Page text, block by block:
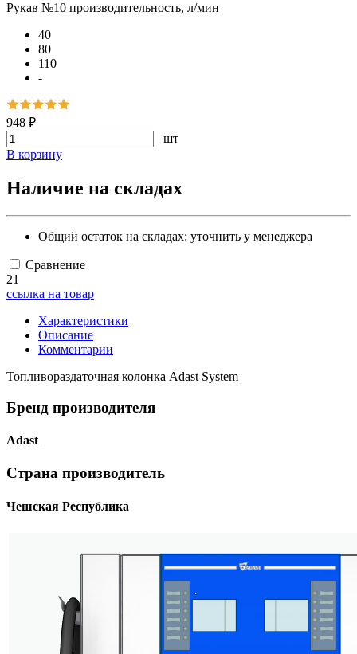
Рукав №10 производительность, л/мин
40
80
110
-
948 ₽
шт
В корзину
Наличие на складах
Общий остаток на складах: уточнить у менеджера
Сравнение
21
ссылка на товар
Характеристики
Описание
Комментарии
Топливораздаточная колонка Adast System
Бренд производителя
Adast
Страна производитель
Чешская Республика